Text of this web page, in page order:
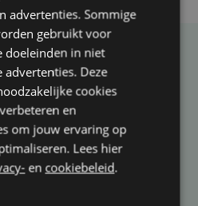
opgemerkt?
opgemerkt in dit
artikel?
ons weten
advertenties. Sommige
gebruikt voor
doeleinden in niet
advertenties. Deze
cookies
en
om jouw ervaring op
Lees hier
en cookiebeleid.